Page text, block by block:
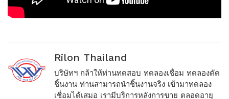
Rilon Thailand
บริษัทฯ กล้าให้ท่านทดสอบ ทดลองเชื่อม ทดลองตัด
ชิ้นงาน ท่านสามารถนำชิ้นงานจริง เข้ามาทดลอง
เชื่อมได้เสมอ เรามีบริการหลังการขาย ตลอดอายุ